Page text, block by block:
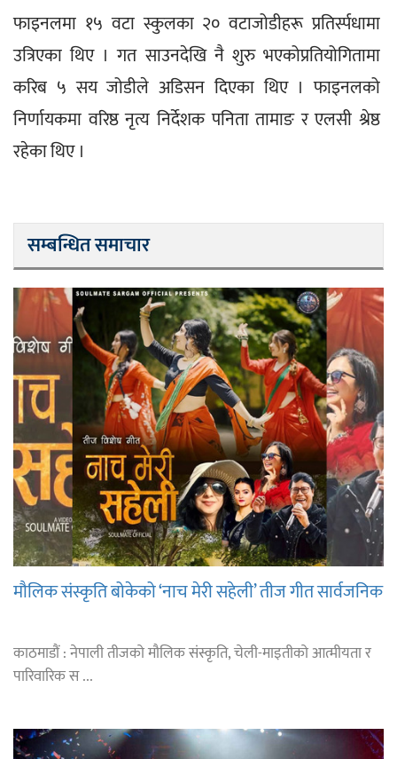
फाइनलमा १५ वटा स्कुलका २० वटाजोडीहरू प्रतिर्स्पधामा
उत्रिएका थिए । गत साउनदेखि नै शुरु भएकोप्रतियोगितामा
करिब ५ सय जोडीले अडिसन दिएका थिए । फाइनलको
निर्णायकमा वरिष्ठ नृत्य निर्देशक पनिता तामाङ र एलसी श्रेष्ठ
रहेका थिए ।
सम्बन्धित समाचार
मौलिक संस्कृति बोकेको ‘नाच मेरी सहेली’ तीज गीत सार्वजनिक
काठमाडौं : नेपाली तीजको मौलिक संस्कृति, चेली-माइतीको आत्मीयता र
पारिवारिक स ...